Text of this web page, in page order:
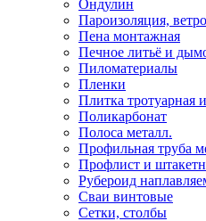
Ондулин
Пароизоляция,
Пена монтажная
Печное литьё и
Пиломатериалы
Пленки
Плитка тротуарная
Поликарбонат
Полоса металл.
Профильная труба
Профлист и
Рубероид
Сваи винтовые
Сетки, столбы